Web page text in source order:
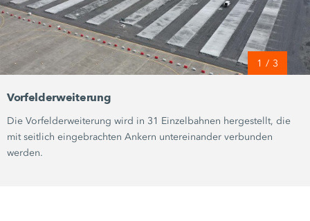
1 / 3
Vorfelderweiterung
Die Vorfelderweiterung wird in 31 Einzelbahnen hergestellt, die
mit seitlich eingebrachten Ankern untereinander verbunden
werden.